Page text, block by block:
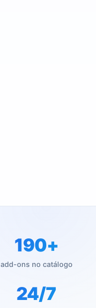
190+
add-ons no catálogo
24/7